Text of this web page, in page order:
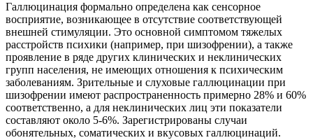
Галлюцинация формально определена как сенсорное
восприятие, возникающее в отсутствие соответствующей
внешней стимуляции. Это основной симптомом тяжелых
расстройств психики (например, при шизофрении), а также
проявление в ряде других клинических и неклинических
групп населения, не имеющих отношения к психическим
заболеваниям. Зрительные и слуховые галлюцинации при
шизофрении имеют распространенность примерно 28% и 60%
соответственно, а для неклинических лиц эти показатели
составляют около 5-6%. Зарегистрированы случаи
обонятельных, соматических и вкусовых галлюцинаций.